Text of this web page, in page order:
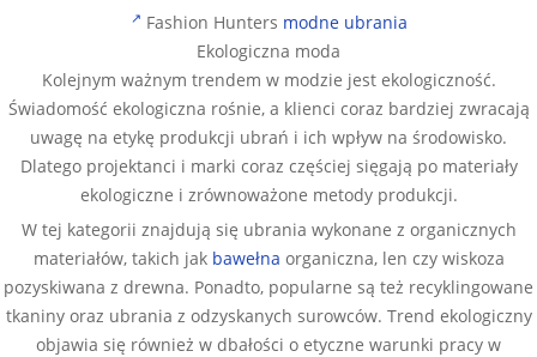
Fashion Hunters modne ubrania
Ekologiczna moda
Kolejnym ważnym trendem w modzie jest ekologiczność.
Świadomość ekologiczna rośnie, a klienci coraz bardziej zwracają
uwagę na etykę produkcji ubrań i ich wpływ na środowisko.
Dlatego projektanci i marki coraz częściej sięgają po materiały
ekologiczne i zrównoważone metody produkcji.
W tej kategorii znajdują się ubrania wykonane z organicznych
materiałów, takich jak bawełna organiczna, len czy wiskoza
pozyskiwana z drewna. Ponadto, popularne są też recyklingowane
tkaniny oraz ubrania z odzyskanych surowców. Trend ekologiczny
objawia się również w dbałości o etyczne warunki pracy w